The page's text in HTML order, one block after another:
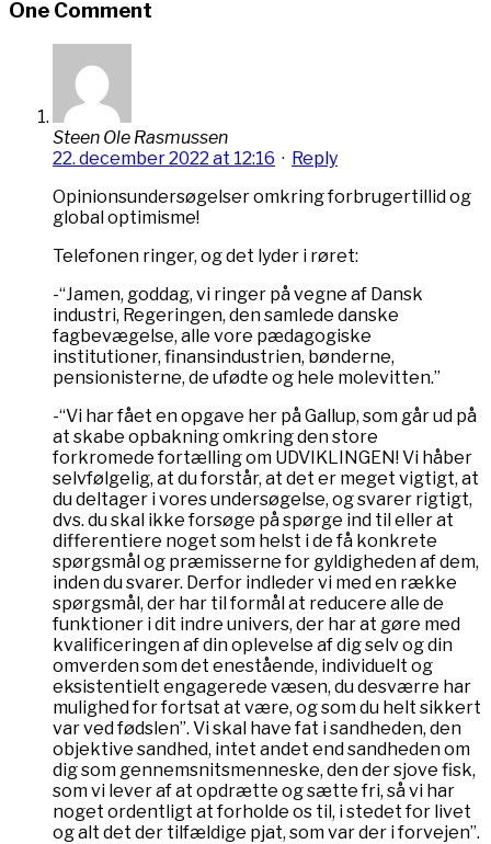
One Comment
Steen Ole Rasmussen
22. december 2022 at 12:16 · Reply
Opinionsundersøgelser omkring forbrugertillid og
global optimisme!
Telefonen ringer, og det lyder i røret:
-“Jamen, goddag, vi ringer på vegne af Dansk
industri, Regeringen, den samlede danske
fagbevægelse, alle vore pædagogiske
institutioner, finansindustrien, bønderne,
pensionisterne, de ufødte og hele molevitten.”
-“Vi har fået en opgave her på Gallup, som går ud på
at skabe opbakning omkring den store
forkromede fortælling om UDVIKLINGEN! Vi håber
selvfølgelig, at du forstår, at det er meget vigtigt, at
du deltager i vores undersøgelse, og svarer rigtigt,
dvs. du skal ikke forsøge på spørge ind til eller at
differentiere noget som helst i de få konkrete
spørgsmål og præmisserne for gyldigheden af dem,
inden du svarer. Derfor indleder vi med en række
spørgsmål, der har til formål at reducere alle de
funktioner i dit indre univers, der har at gøre med
kvalificeringen af din oplevelse af dig selv og din
omverden som det enestående, individuelt og
eksistentielt engagerede væsen, du desværre har
mulighed for fortsat at være, og som du helt sikkert
var ved fødslen”. Vi skal have fat i sandheden, den
objektive sandhed, intet andet end sandheden om
dig som gennemsnitsmenneske, den der sjove fisk,
som vi lever af at opdrætte og sætte fri, så vi har
noget ordentligt at forholde os til, i stedet for livet
og alt det der tilfældige pjat, som var der i forvejen”.